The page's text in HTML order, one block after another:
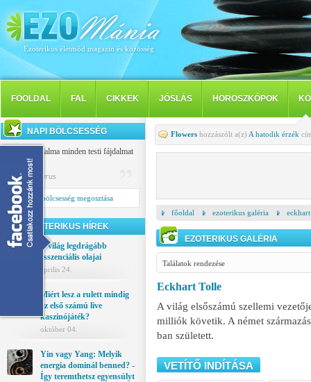
Ezoterikus életmód magazin és közösség
FÖOLDAL FAL CIKKEK JÓSLÁS HOROSZKÓPOK
NAPI BÖLCSESSÉG
A tudat fájdalma minden testi fájdalmat
felülmúl.
Publilius Syrus
Napi bölcsesség megosztása
EZOTERIKUS HÍREK
A világ legdrágább
esszenciális olajai
április 24.
Miért lesz a rulett mindig
az első számú live
kaszinójáték?
október 04.
Yin vagy Yang: Melyik
energia dominál benned? -
Így teremthetsz egyensúlyt
Flowers hozzászólt a(z) A hatodik érzék
főoldal ezoterikus galéria
EZOTERIKUS GALÉRIA
Találatok rendezése
Eckhart Tolle
A világ elsőszámú szellemi
milliók követik. A német
ban született.
VETÍTŐ INDÍTÁSA